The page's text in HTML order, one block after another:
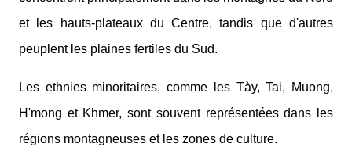
et les hauts-plateaux du Centre, tandis que d'autres
peuplent les plaines fertiles du Sud.
Les ethnies minoritaires, comme les Tày, Tai, Muong,
H'mong et Khmer, sont souvent représentées dans les
régions montagneuses et les zones de culture.